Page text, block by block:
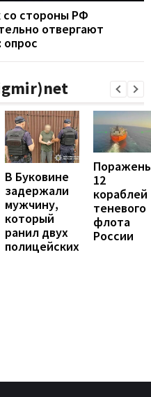
со стороны РФ
отвергают
опрос
В Буковине
задержали
мужчину,
который
ранил двух
полицейских
12
кораблей
теневого
флота
России